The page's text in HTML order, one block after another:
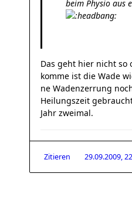
beim Physio aus
Das geht hier nicht so
komme ist die Wade
ne Wadenzerrung
Heilungszeit
Jahr zweimal.
Zitieren 29.09.2009,